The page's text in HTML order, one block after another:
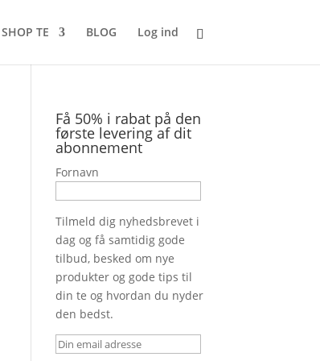
SHOP TE BLOG Log ind
Få 50% i rabat på den
første levering af dit
abonnement
Fornavn
Tilmeld dig nyhedsbrevet i
dag og få samtidig gode
tilbud, besked om nye
produkter og gode tips til
din te og hvordan du nyder
den bedst.